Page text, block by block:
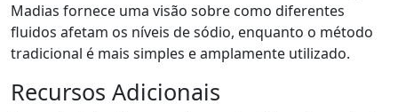
Madias fornece uma visão sobre como diferentes
fluidos afetam os níveis de sódio, enquanto o método
tradicional é mais simples e amplamente utilizado.
Recursos Adicionais